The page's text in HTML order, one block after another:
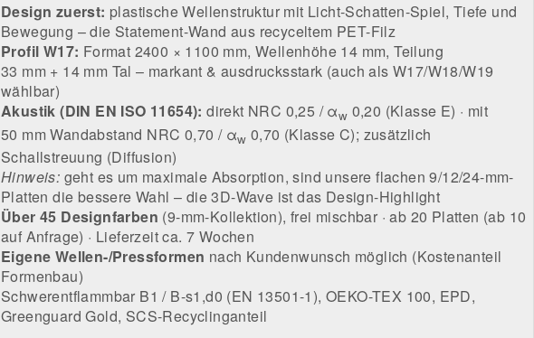
Design zuerst: plastische Wellenstruktur mit Licht-Schatten-Spiel, Tiefe und
Bewegung – die Statement-Wand aus recyceltem PET-Filz
Profil W17: Format 2400 × 1100 mm, Wellenhöhe 14 mm, Teilung
33 mm + 14 mm Tal – markant & ausdrucksstark (auch als W17/W18/W19
wählbar)
Akustik (DIN EN ISO 11654): direkt NRC 0,25 / αw 0,20 (Klasse E) · mit
50 mm Wandabstand NRC 0,70 / αw 0,70 (Klasse C); zusätzlich
Schallstreuung (Diffusion)
Hinweis: geht es um maximale Absorption, sind unsere flachen 9/12/24-mm-
Platten die bessere Wahl – die 3D-Wave ist das Design-Highlight
Über 45 Designfarben (9-mm-Kollektion), frei mischbar · ab 20 Platten (ab 10
auf Anfrage) · Lieferzeit ca. 7 Wochen
Eigene Wellen-/Pressformen nach Kundenwunsch möglich (Kostenanteil
Formenbau)
Schwerentflammbar B1 / B-s1,d0 (EN 13501-1), OEKO-TEX 100, EPD,
Greenguard Gold, SCS-Recyclinganteil